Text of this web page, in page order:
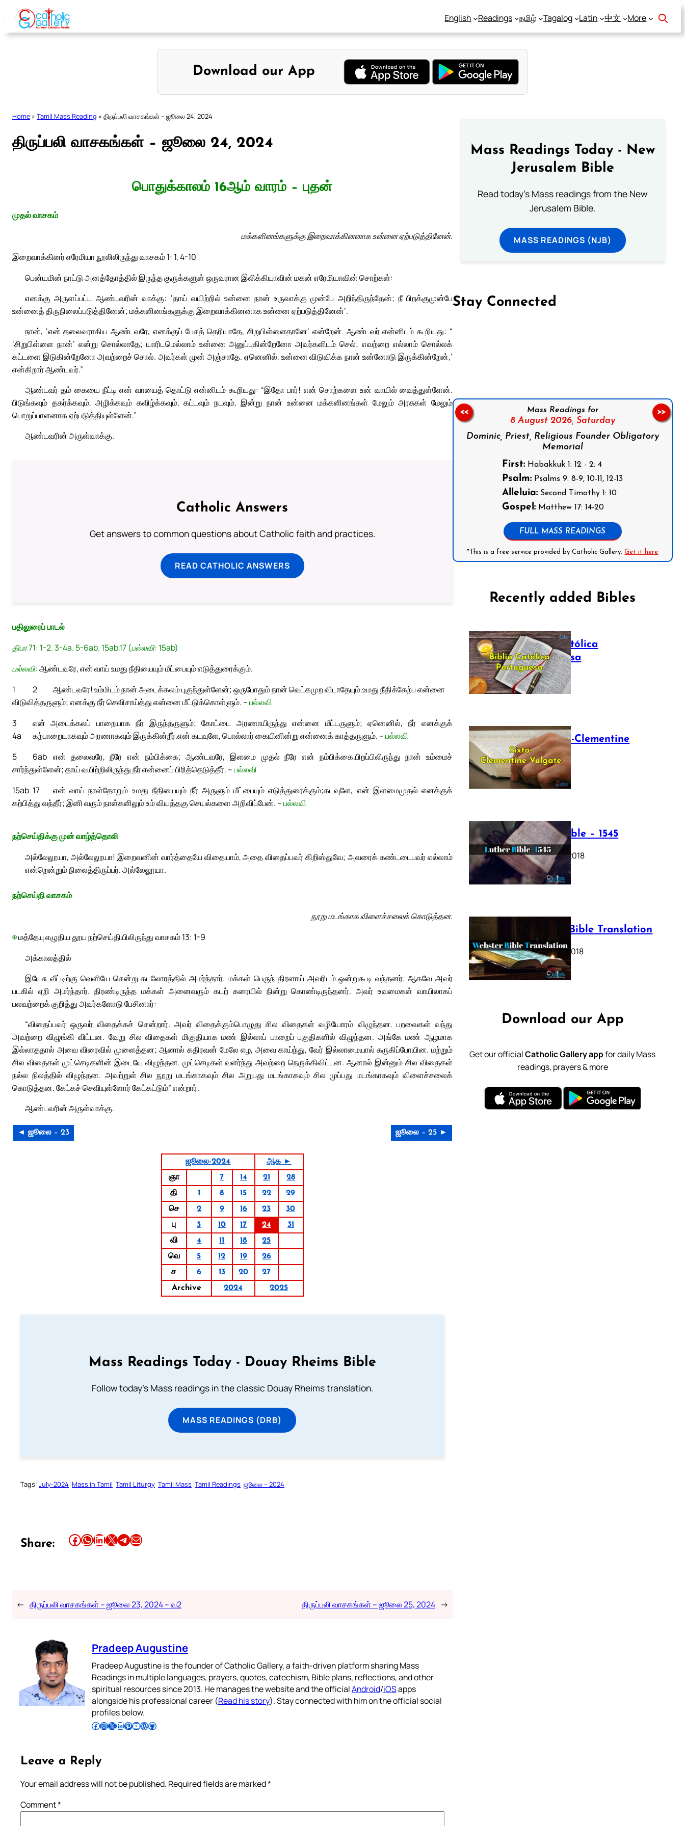
Skip
content
English Readings தமிழ் Tagalog Latin 中文 More
Download our App
Home » Tamil Mass Reading » திருப்பலி வாசகங்கள் – ஜூலை 24, 2024
திருப்பலி வாசகங்கள் – ஜூலை 24, 2024
பொதுக்காலம் 16ஆம் வாரம் – புதன்
முதல் வாசகம்
மக்களினங்களுக்கு இறைவாக்கினனாக உன்னை ஏற்படுத்தினேன்.
இறைவாக்கினர் எரேமியா நூலிலிருந்து வாசகம் 1: 1, 4-10
பென்யமின் நாட்டு அனத்தோத்தில் இருந்த குருக்களுள் ஒருவரான இலிக்கியாவின் மகன் எரேமியாவின் சொற்கள்:
எனக்கு அருளப்பட்ட ஆண்டவரின் வாக்கு: ‘தாய் வயிற்றில் உன்னை நான் உருவாக்கு முன்பே அறிந்திருந்தேன்; நீ பிறக்குமுன்பே
உன்னைத் திருநிலைப்படுத்தினேன்; மக்களினங்களுக்கு இறைவாக்கினனாக உன்னை ஏற்படுத்தினேன்’.
நான், ‘என் தலைவராகிய ஆண்டவரே, எனக்குப் பேசத் தெரியாதே, சிறுபிள்ளைதானே’ என்றேன். ஆண்டவர் என்னிடம் கூறியது: “
‘சிறுபிள்ளை நான்’ என்று சொல்லாதே; யாரிடமெல்லாம் உன்னை அனுப்புகின்றேனோ அவர்களிடம் செல்; எவற்றை எல்லாம் சொல்லக்
கட்டளை இடுகின்றேனோ அவற்றைச் சொல். அவர்கள் முன் அஞ்சாதே. ஏனெனில், உன்னை விடுவிக்க நான் உன்னோடு இருக்கின்றேன்,’
என்கிறார் ஆண்டவர்.”
ஆண்டவர் தம் கையை நீட்டி என் வாயைத் தொட்டு என்னிடம் கூறியது: “இதோ பார்! என் சொற்களை உன் வாயில் வைத்துள்ளேன்.
பிடுங்கவும் தகர்க்கவும், அழிக்கவும் கவிழ்க்கவும், கட்டவும் நடவும், இன்று நான் உன்னை மக்களினங்கள் மேலும் அரசுகள் மேலும்
பொறுப்பாளனாக ஏற்படுத்தியுள்ளேன்.”
ஆண்டவரின் அருள்வாக்கு.
Catholic Answers
Get answers to common questions about Catholic faith and practices.
READ CATHOLIC ANSWERS
பதிலுரைப் பாடல்
திபா 71: 1-2. 3-4a. 5-6ab. 15ab,17 (பல்லவி: 15ab)
பல்லவி:ஆண்டவரே, என் வாய் உமது நீதியையும் மீட்பையும் எடுத்துரைக்கும்.
1
ஆண்டவரே! உம்மிடம் நான் அடைக்கலம் புகுந்துள்ளேன்; ஒருபோதும் நான் வெட்கமுற விடாதேயும்.
2
உமது நீதிக்கேற்ப என்னை
விடுவித்தருளும்; எனக்கு நீர் செவிசாய்த்து என்னை மீட்டுக்கொள்ளும். –பல்லவி
3
என் அடைக்கலப் பாறையாக நீர் இருந்தருளும்; கோட்டை அரணாயிருந்து என்னை மீட்டருளும்; ஏனெனில், நீர் எனக்குக்
கற்பாறையாகவும் அரணாகவும் இருக்கின்றீர்.
4a என் கடவுளே, பொல்லார் கையினின்று என்னைக் காத்தருளும். –பல்லவி
5
என் தலைவரே, நீரே என் நம்பிக்கை; ஆண்டவரே, இளமை முதல் நீரே என் நம்பிக்கை.
6ab
பிறப்பிலிருந்து நான் உம்மைச்
சார்ந்துள்ளேன்; தாய் வயிற்றிலிருந்து நீர் என்னைப் பிரித்தெடுத்தீர். –பல்லவி
15ab
என் வாய் நாள்தோறும் உமது நீதியையும் நீர் அருளும் மீட்பையும் எடுத்துரைக்கும்;
17
கடவுளே, என் இளமைமுதல் எனக்குக்
கற்பித்து வந்தீர்; இனி வரும் நாள்களிலும் உம் வியத்தகு செயல்களை அறிவிப்பேன். –பல்லவி
நற்செய்திக்கு முன் வாழ்த்தொலி
அல்லேலூயா, அல்லேலூயா! இறைவனின் வார்த்தையே விதையாம், அதை விதைப்பவர் கிறிஸ்துவே; அவரைக் கண்டடைபவர் எல்லாம்
என்றென்றும் நிலைத்திருப்பர். அல்லேலூயா.
நற்செய்தி வாசகம்
நூறு மடங்காக விளைச்சலைக் கொடுத்தன.
✠மத்தேயு எழுதிய தூய நற்செய்தியிலிருந்து வாசகம் 13: 1-9
அக்காலத்தில்
இயேசு வீட்டிற்கு வெளியே சென்று கடலோரத்தில் அமர்ந்தார். மக்கள் பெருந் திரளாய் அவரிடம் ஒன்றுகூடி வந்தனர். ஆகவே அவர்
படகில் ஏறி அமர்ந்தார். திரண்டிருந்த மக்கள் அனைவரும் கடற் கரையில் நின்று கொண்டிருந்தனர். அவர் உவமைகள் வாயிலாகப்
பலவற்றைக் குறித்து அவர்களோடு பேசினார்:
“விதைப்பவர் ஒருவர் விதைக்கச் சென்றார். அவர் விதைக்கும்பொழுது சில விதைகள் வழியோரம் விழுந்தன. பறவைகள் வந்து
அவற்றை விழுங்கி விட்டன. வேறு சில விதைகள் மிகுதியாக மண் இல்லாப் பாறைப் பகுதிகளில் விழுந்தன. அங்கே மண் ஆழமாக
இல்லாததால் அவை விரைவில் முளைத்தன; ஆனால் கதிரவன் மேலே எழ, அவை காய்ந்து, வேர் இல்லாமையால் கருகிப்போயின. மற்றும்
சில விதைகள் முட்செடிகளின் இடையே விழுந்தன. முட்செடிகள் வளர்ந்து அவற்றை நெருக்கிவிட்டன. ஆனால் இன்னும் சில விதைகள்
நல்ல நிலத்தில் விழுந்தன. அவற்றுள் சில நூறு மடங்காகவும் சில அறுபது மடங்காகவும் சில முப்பது மடங்காகவும் விளைச்சலைக்
கொடுத்தன. கேட்கச் செவியுள்ளோர் கேட்கட்டும்” என்றார்.
ஆண்டவரின் அருள்வாக்கு.
◄ ஜூலை – 23 ஜூலை – 25 ►
ஜூலை-2024
ஆக ►
ஞா
7 14 21
28
தி
1 8 15 22
29
செ
2 9 16 23
30
பு
3 10 17 24
31
வி
4 11 18
25
வெ
5 12 19
26
ச
6 13 20
27
Archive
2024 2025
Mass Readings Today - Douay Rheims Bible
Follow today's Mass readings in the classic Douay Rheims translation.
MASS READINGS (DRB)
Tags: July-2024 Mass in Tamil Tamil Liturgy Tamil Mass Tamil Readings ஜூலை – 2024
Share: Share this article on Facebook Share this article on WhatsApp Share this article on LinkedIn Share this article on X Share this article on TelegramEmail this Article
← திருப்பலி வாசகங்கள் – ஜூலை 23, 2024 – வ2 திருப்பலி வாசகங்கள் – ஜூலை 25, 2024 →
Pradeep Augustine
Pradeep Augustine is the founder of Catholic Gallery, a faith-driven platform sharing Mass
Readings in multiple languages, prayers, quotes, catechism, Bible plans, reflections, and other
spiritual resources since 2013. He manages the website and the officialAndroid/iOSapps
alongside his professional career (Read his story). Stay connected with him on the official social
profiles below.
Follow Pradeep on Facebook Follow Pradeep on InstagramFollow Pradeep on X Follow Pradeep on LinkedIn Follow Pradeep on Pinterest Subscribe to Pradeep’s Youtube Channel Follow Pradeep on WordPress Follow Pradeep on GitHub
Leave a Reply
Your email address will not be published. Required fields are marked*
Comment*
Mass Readings Today - New
Jerusalem Bible
Read today's Mass readings from the New
Jerusalem Bible.
MASS READINGS (NJB)
Stay Connected
Follow us on Facebook
Mass Readings for
8 August 2026, Saturday
Dominic, Priest, Religious Founder Obligatory
Memorial
First: Habakkuk 1: 12 - 2: 4
Psalm: Psalms 9: 8-9, 10-11, 12-13
Alleluia: Second Timothy 1: 10
Gospel: Matthew 17: 14-20
FULL MASS READINGS
*This is a free service provided by Catholic Gallery.Get it here
<< >>
Recently added Bibles
Bíblia Católica
Portuguesa
July 16, 2025
The Sixto-Clementine
Vulgate
July 12, 2025
Luther Bible – 1545
October 17, 2018
Webster Bible Translation
October 11, 2018
Download our App
Get our officialCatholic Gallery appfor daily Mass
readings, prayers & more